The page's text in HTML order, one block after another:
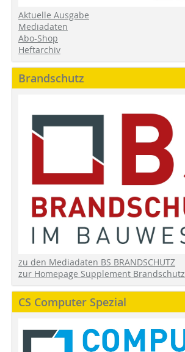
Aktuelle Ausgabe
Mediadaten
Abo-Shop
Heftarchiv
Brandschutz
zu den Mediadaten BS BRANDSCHUTZ
zur Homepage Supplement Brandschutz
CS Computer Spezial